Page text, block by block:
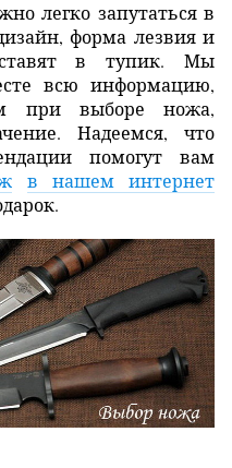
легко запутаться в
форма лезвия и
ставят в тупик. Мы
всю информацию,
при выборе ножа,
Надеемся, что
помогут вам
в нашем интернет